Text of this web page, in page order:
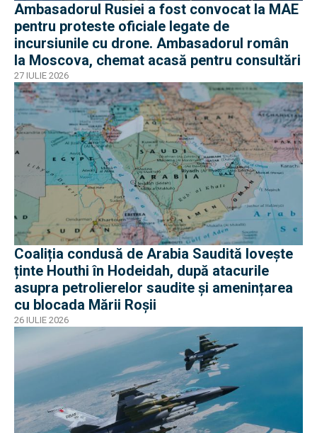
Ambasadorul Rusiei a fost convocat la MAE
pentru proteste oficiale legate de
incursiunile cu drone. Ambasadorul român
la Moscova, chemat acasă pentru consultări
27 IULIE 2026
Coaliția condusă de Arabia Saudită lovește
ținte Houthi în Hodeidah, după atacurile
asupra petrolierelor saudite și amenințarea
cu blocada Mării Roșii
26 IULIE 2026